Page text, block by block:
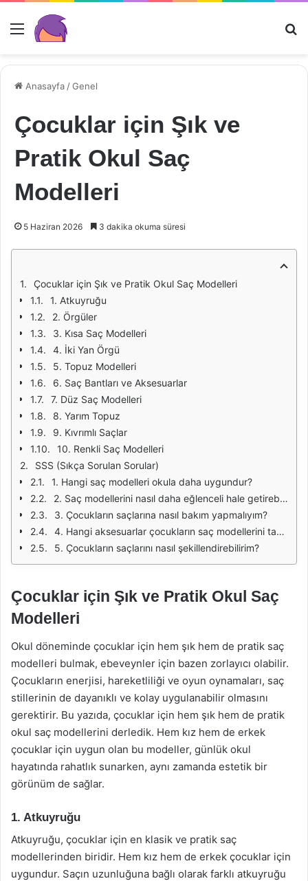
Menü
Anasayfa /Genel
Çocuklar için Şık ve
Pratik Okul Saç
Modelleri
5 Haziran 2026 3 dakika okuma süresi
Çocuklar için Şık ve Pratik Okul Saç Modelleri
1. Atkuyruğu
2. Örgüler
3. Kısa Saç Modelleri
4. İki Yan Örgü
5. Topuz Modelleri
6. Saç Bantları ve Aksesuarlar
7. Düz Saç Modelleri
8. Yarım Topuz
9. Kıvrımlı Saçlar
10. Renkli Saç Modelleri
SSS (Sıkça Sorulan Sorular)
1. Hangi saç modelleri okula daha uygundur?
2. Saç modellerini nasıl daha eğlenceli hale getirebilirim?
3. Çocukların saçlarına nasıl bakım yapmalıyım?
4. Hangi aksesuarlar çocukların saç modellerini tamamlar?
5. Çocukların saçlarını nasıl şekillendirebilirim?
Çocuklar için Şık ve Pratik Okul Saç
Modelleri
Okul döneminde çocuklar için hem şık hem de pratik saç
modelleri bulmak, ebeveynler için bazen zorlayıcı olabilir.
Çocukların enerjisi, hareketliliği ve oyun oynamaları, saç
stillerinin de dayanıklı ve kolay uygulanabilir olmasını
gerektirir. Bu yazıda, çocuklar için hem şık hem de pratik
okul saç modellerini derledik. Hem kız hem de erkek
çocuklar için uygun olan bu modeller, günlük okul
hayatında rahatlık sunarken, aynı zamanda estetik bir
görünüm de sağlar.
1. Atkuyruğu
Atkuyruğu, çocuklar için en klasik ve pratik saç
modellerinden biridir. Hem kız hem de erkek çocuklar için
uygundur. Saçın uzunluğuna bağlı olarak farklı atkuyruğu